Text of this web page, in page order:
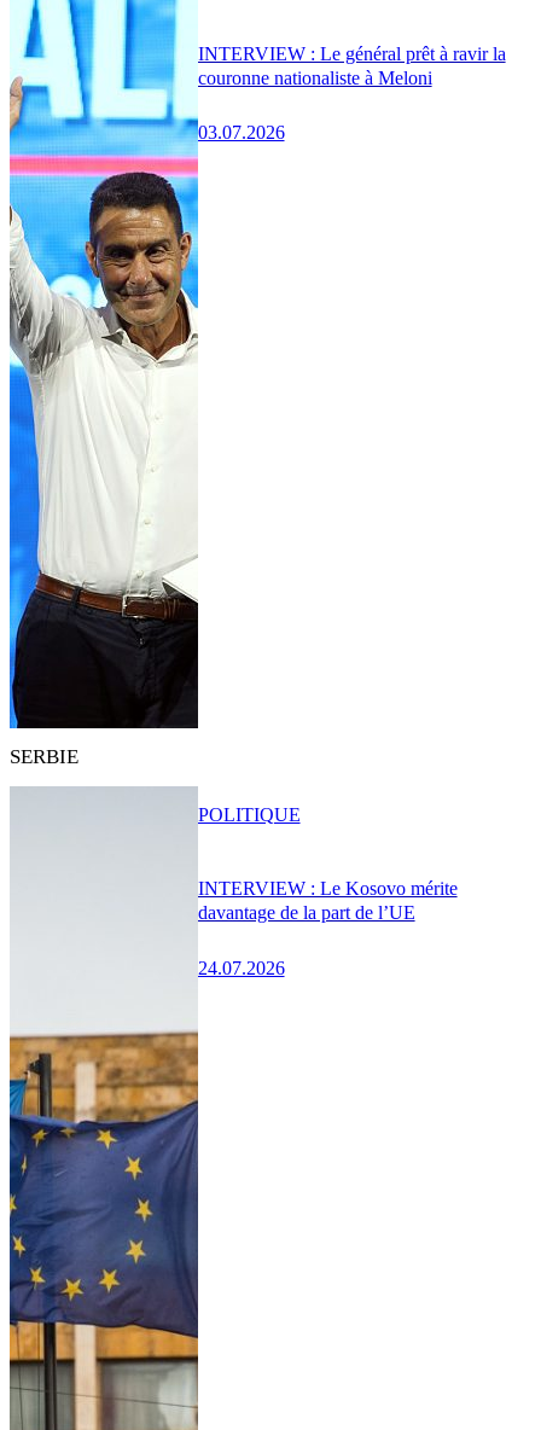
INTERVIEW : Le général prêt à ravir la
couronne nationaliste à Meloni
03.07.2026
SERBIE
INTERVIEW : Le Kosovo mérite
davantage de la part de l’UE
24.07.2026
POLITIQUE